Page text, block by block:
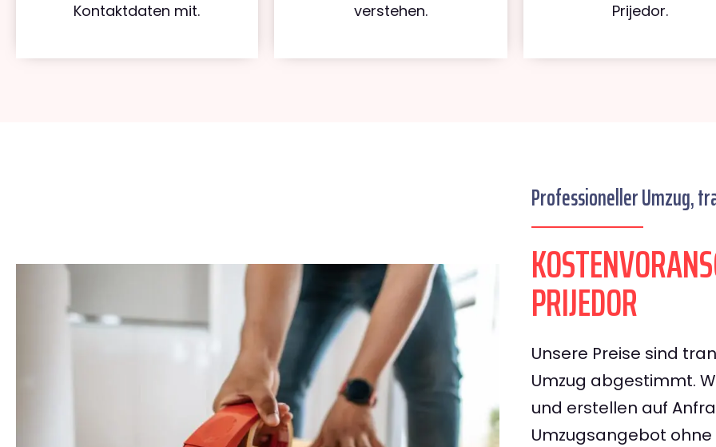
Kontaktdaten mit.
verstehen.
Prijedor.
Professioneller Umzug,
PRIJEDOR
Unsere Preise sind
Umzug abgestimmt.
und erstellen auf
Umzugsangebot